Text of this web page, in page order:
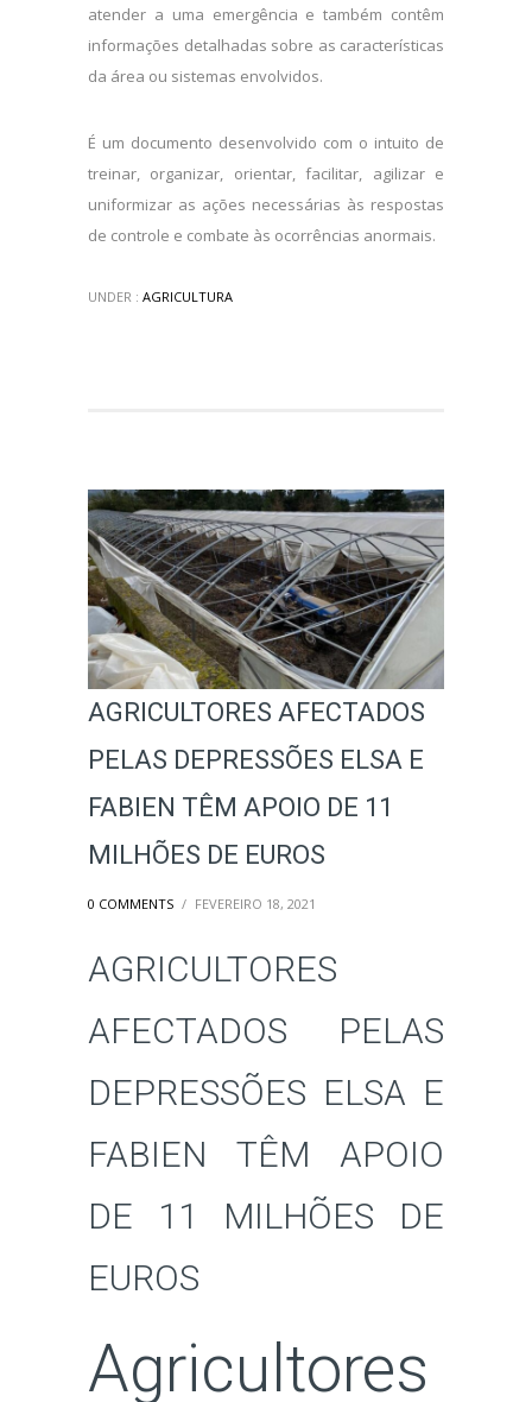
atender a uma emergência e também contêm
informações detalhadas sobre as características
da área ou sistemas envolvidos.
É um documento desenvolvido com o intuito de
treinar, organizar, orientar, facilitar, agilizar e
uniformizar as ações necessárias às respostas
de controle e combate às ocorrências anormais.
UNDER : AGRICULTURA
AGRICULTORES AFECTADOS
PELAS DEPRESSÕES ELSA E
FABIEN TÊM APOIO DE 11
MILHÕES DE EUROS
0 COMMENTS / FEVEREIRO 18, 2021
AGRICULTORES
AFECTADOS PELAS
DEPRESSÕES ELSA E
FABIEN TÊM APOIO
DE 11 MILHÕES DE
EUROS
Agricultores